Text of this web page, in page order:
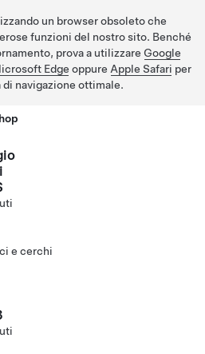
un browser obsoleto che
funzioni del nostro sito. Benché
prova a utilizzare Google
Edge oppure Apple Safari per
di navigazione ottimale.
e cerchi